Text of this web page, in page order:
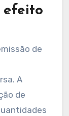
efeito
de
A
de